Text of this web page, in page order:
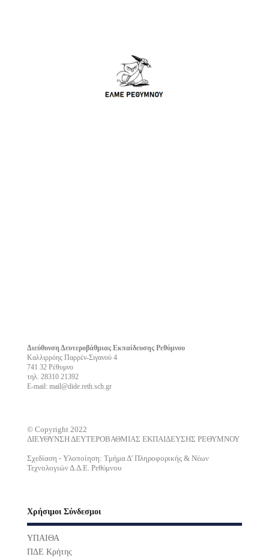
Διεύθυνση Δευτεροβάθμιας Εκπαίδευσης Ρεθύμνου
Καλλιρρόης Παρρέν-Σιγανού 4
741 32 Ρέθυμνο
τηλ. 28310 21392
E-mail: mail@dide.reth.sch.gr
© Copyright 2022
ΔΙΕΥΘΥΝΣΗ ΔΕΥΤΕΡΟΒΑΘΜΙΑΣ ΕΚΠΑΙΔΕΥΣΗΣ ΡΕΘΥΜΝΟΥ
Σχεδίαση - Υλοποίηση: Τμήμα Δ' Πληροφορικής & Νέων
Τεχνολογιών Δ.Δ.Ε. Ρεθύμνου
Χρήσιμοι Σύνδεσμοι
ΥΠΑΙΘΑ
ΠΔΕ Κρήτης